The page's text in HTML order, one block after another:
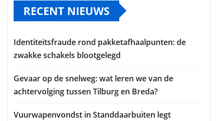
RECENT NIEUWS
Identiteitsfraude rond pakketafhaalpunten: de
zwakke schakels blootgelegd
Gevaar op de snelweg: wat leren we van de
achtervolging tussen Tilburg en Breda?
Vuurwapenvondst in Standdaarbuiten legt